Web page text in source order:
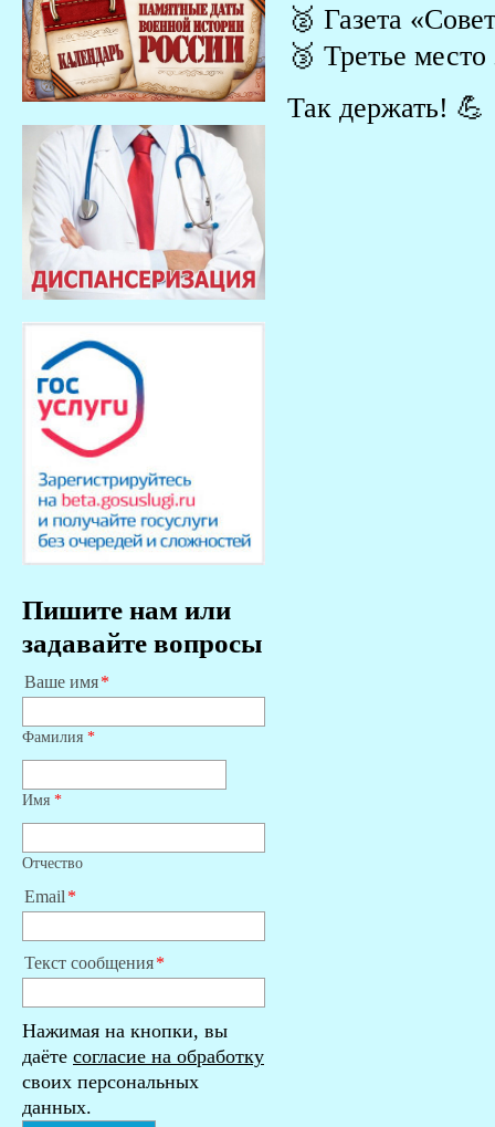
Пишите нам или
задавайте вопросы
Ваше имя
Фамилия *
Имя *
Отчество
Email
Текст сообщения
Нажимая на кнопки, вы
даёте согласие на обработку
своих персональных
данных.
🥈 Газета
🥉 Третье
Так держать! 💪